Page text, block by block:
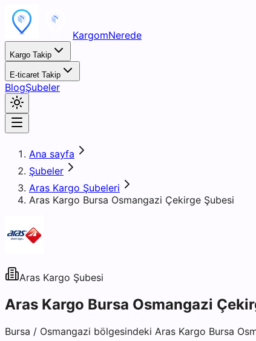
KargomNerede
Kargo Takip
E-ticaret Takip
BlogŞubeler
Ana sayfa
Şubeler
Aras Kargo Şubeleri
Aras Kargo Bursa Osmangazi Çekirge Şubesi
Aras Kargo Şubesi
Aras Kargo Bursa Osmangazi
Bursa / Osmangazi bölgesindeki Aras Kargo Bursa